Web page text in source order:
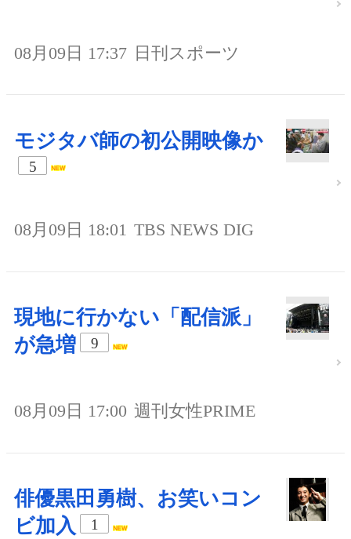
08月09日 17:37 日刊スポーツ
モジタバ師の初公開映像か
5
08月09日 18:01 TBS NEWS DIG
現地に行かない「配信派」
が急増
9
08月09日 17:00 週刊女性PRIME
俳優黒田勇樹、お笑いコン
ビ加入
1